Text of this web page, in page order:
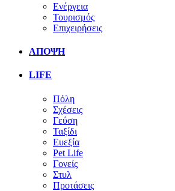
Ενέργεια
Τουρισμός
Επιχειρήσεις
ΑΠΟΨΗ
LIFE
Πόλη
Σχέσεις
Γεύση
Ταξίδι
Ευεξία
Pet Life
Γονείς
Στυλ
Προτάσεις